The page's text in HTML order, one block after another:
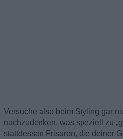
Versuche also beim Styling gar
nachzudenken, was speziell zu
stattdessen Frisuren, die deiner